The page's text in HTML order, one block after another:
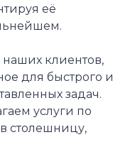
её
клиентов,
для быстрого и
задач.
услуги по
столешницу,